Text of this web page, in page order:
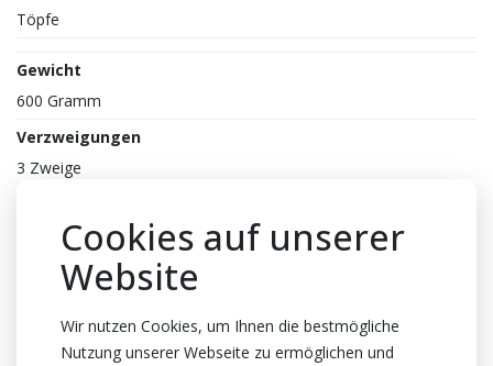
Töpfe
Gewicht
600 Gramm
Verzweigungen
3 Zweige
Topfhöhe
Cookies auf unserer
Website
Wir nutzen Cookies, um Ihnen die bestmögliche
Nutzung unserer Webseite zu ermöglichen und